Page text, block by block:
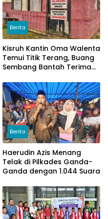
Berita
Kisruh Kantin Oma Walenta
Temui Titik Terang, Buang
Sembang Bantah Terima
Berita
Haerudin Azis Menang
Telak di Pilkades Ganda-
Ganda dengan 1.044 Suara